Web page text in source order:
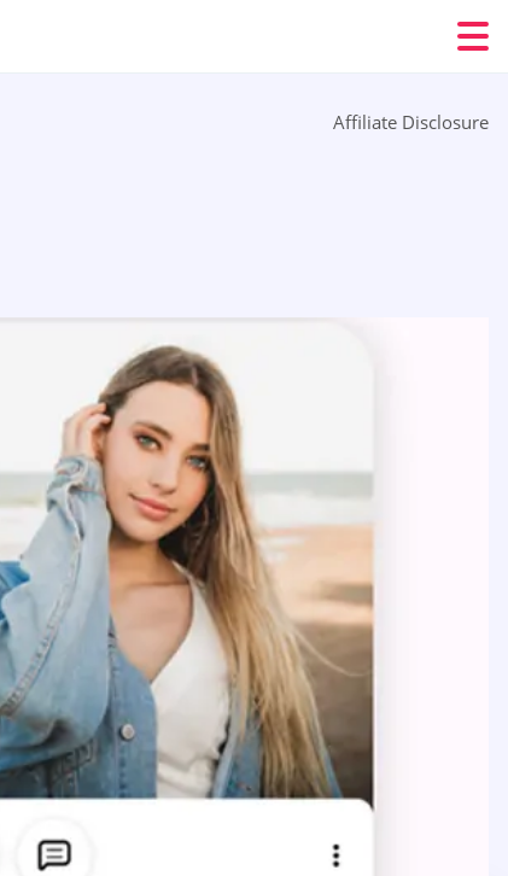
Affiliate Disclosure